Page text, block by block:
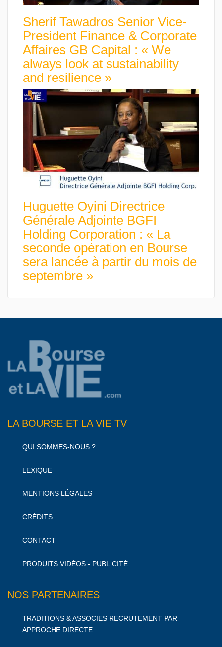
Sherif Tawadros Senior Vice-
President Finance & Corporate
Affaires GB Capital : « We
always look at sustainability
and resilience »
Huguette Oyini Directrice
Générale Adjointe BGFI
Holding Corporation : « La
seconde opération en Bourse
sera lancée à partir du mois de
septembre »
LA BOURSE ET LA VIE TV
QUI SOMMES-NOUS ?
LEXIQUE
MENTIONS LÉGALES
CRÉDITS
CONTACT
PRODUITS VIDÉOS - PUBLICITÉ
NOS PARTENAIRES
TRADITIONS & ASSOCIES RECRUTEMENT PAR
APPROCHE DIRECTE